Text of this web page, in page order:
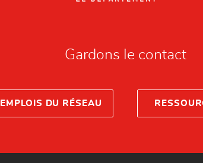
Gardons le contact
EMPLOIS DU RÉSEAU